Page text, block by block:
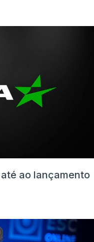
até ao lançamento